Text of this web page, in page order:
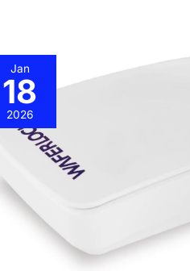
Jan
18
2026
Test
du
hub
câblé
Waferlock
connexion
fiable